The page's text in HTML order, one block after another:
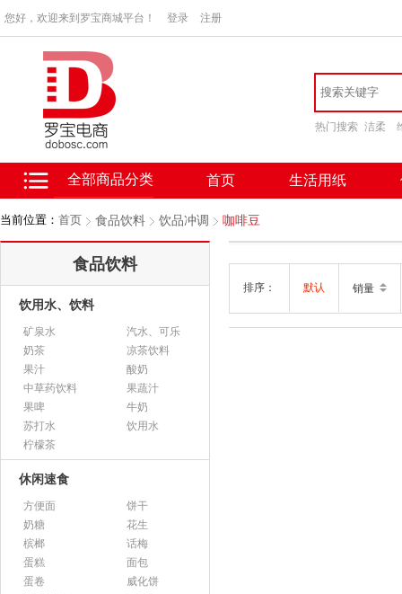
您好，欢迎来到罗宝商城平台！ 登录 注册
热门搜索 洁柔
全部商品分类 首页 生活用纸
当前位置： 首页 食品饮料 饮品冲调 咖啡豆
食品饮料
饮用水、饮料
矿泉水
汽水、可乐
奶茶
凉茶饮料
果汁
酸奶
中草药饮料
果蔬汁
果啤
牛奶
苏打水
饮用水
柠檬茶
休闲速食
方便面
饼干
奶糖
花生
槟榔
话梅
蛋糕
面包
蛋卷
威化饼
排序： 默认 销量